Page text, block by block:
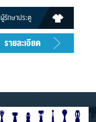
ผู้รักษาประตู
34
รายละเอียด